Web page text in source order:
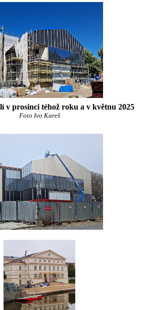
v prosinci téhož roku a v květnu 2025
Foto Ivo Kareš